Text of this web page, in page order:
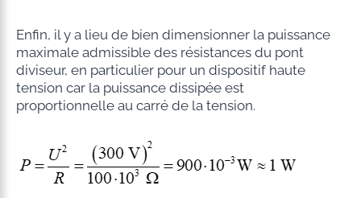
Enfin, il y a lieu de bien dimensionner la puissance
maximale admissible des résistances du pont
diviseur, en particulier pour un dispositif haute
tension car la puissance dissipée est
proportionnelle au carré de la tension.